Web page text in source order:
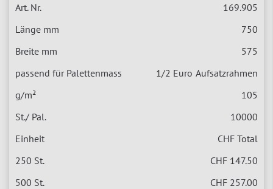
169.905
750
575
1/2 Euro Aufsatzrahmen
105
10000
CHF Total
CHF 147.50
CHF 257.00